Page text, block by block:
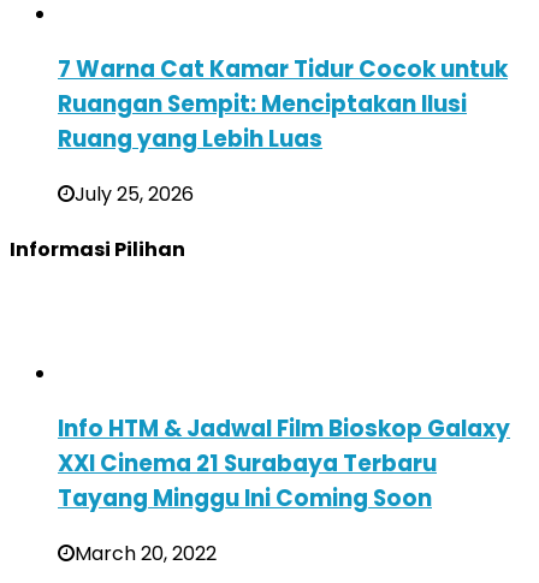
7 Warna Cat Kamar Tidur Cocok untuk
Ruangan Sempit: Menciptakan Ilusi
Ruang yang Lebih Luas
July 25, 2026
Informasi Pilihan
Info HTM & Jadwal Film Bioskop Galaxy
XXI Cinema 21 Surabaya Terbaru
Tayang Minggu Ini Coming Soon
March 20, 2022